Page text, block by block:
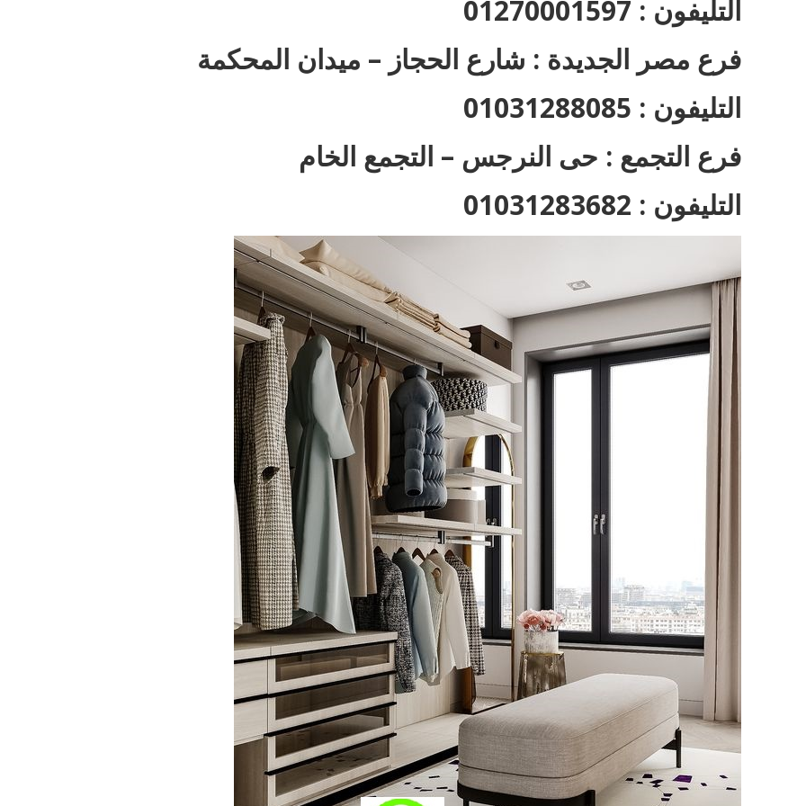
التليفون : 01270001597
فرع مصر الجديدة : شارع الحجاز – ميدان المحكمة
التليفون : 01031288085
فرع التجمع : حى النرجس – التجمع الخام
التليفون : 01031283682